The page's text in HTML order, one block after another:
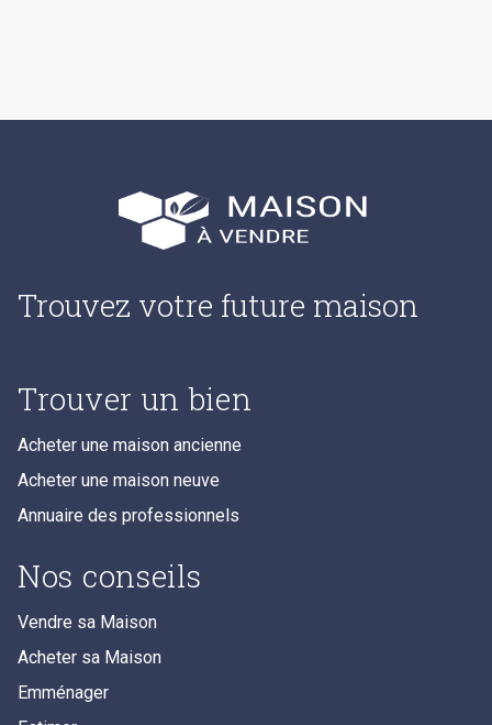
Trouvez votre future maison
Trouver un bien
Acheter une maison ancienne
Acheter une maison neuve
Annuaire des professionnels
Nos conseils
Vendre sa Maison
Acheter sa Maison
Emménager